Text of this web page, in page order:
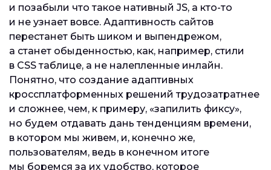
и позабыли что такое нативный JS, а кто-то
и не узнает вовсе. Адаптивность сайтов
перестанет быть шиком и выпендрежом,
а станет обыденностью, как, например, стили
в CSS таблице, а не налепленные инлайн.
Понятно, что создание адаптивных
кроссплатформенных решений трудозатратнее
и сложнее, чем, к примеру, «запилить фиксу»,
но будем отдавать дань тенденциям времени,
в котором мы живем, и, конечно же,
пользователям, ведь в конечном итоге
мы боремся за их удобство, которое